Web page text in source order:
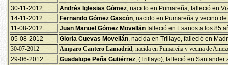
30-11-2012
Andrés Iglesias Gómez, nacido en Pumareña, falleció en
14-11-2012
Fernando Gómez Gascón, nacido en Pumareña y vecino
11-08-2012
Juan Manuel Gómez Movellán falleció en Esanos a los 85
05-08-2012
Gloria Cuevas Movellán, nacida en Trillayo, falleció en
30-07-2012
Amparo Cantero Lamadrid, nacida en Pumareña y vecina de
29-06-2012
Guadalupe Peña Gutiérrez, (Trillayo), falleció en Santander